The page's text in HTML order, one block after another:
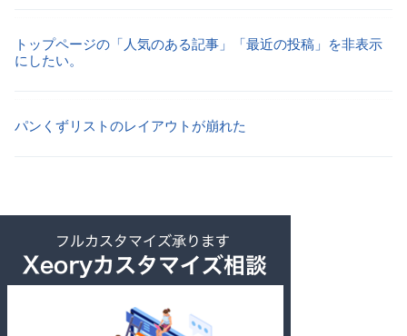
トップページの「人気のある記事」「最近の投稿」を非表示
にしたい。
パンくずリストのレイアウトが崩れた